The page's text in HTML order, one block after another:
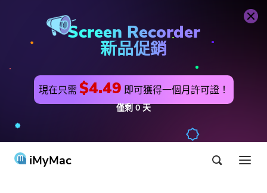
Screen Recorder
新品促銷
現在只需 $4.49 即可獲得一個月許可證！
僅剩0 天
iMyMac